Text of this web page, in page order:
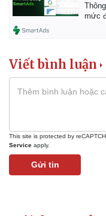
mức
Viết bình luận
This site is protected by
Service apply.
Gửi tin